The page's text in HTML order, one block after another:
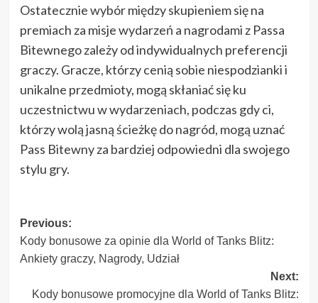
Ostatecznie wybór między skupieniem się na
premiach za misje wydarzeń a nagrodami z Passa
Bitewnego zależy od indywidualnych preferencji
graczy. Gracze, którzy cenią sobie niespodzianki i
unikalne przedmioty, mogą skłaniać się ku
uczestnictwu w wydarzeniach, podczas gdy ci,
którzy wolą jasną ścieżkę do nagród, mogą uznać
Pass Bitewny za bardziej odpowiedni dla swojego
stylu gry.
Post
navigation
Previous:
Kody bonusowe za opinie dla World of Tanks Blitz:
Ankiety graczy, Nagrody, Udział
Next:
Kody bonusowe promocyjne dla World of Tanks Blitz: